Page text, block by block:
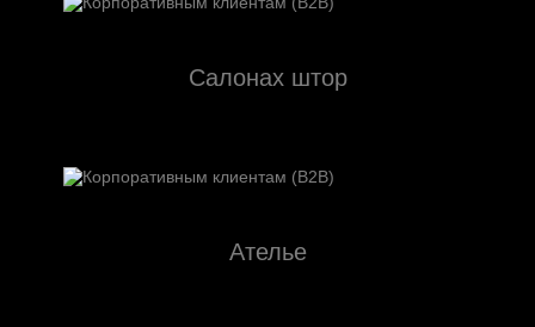
Салонах штор
Ателье